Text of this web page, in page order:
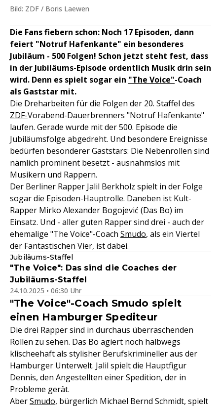
Bild: ZDF / Boris Laewen
Die Fans fiebern schon: Noch 17 Episoden, dann
feiert "Notruf Hafenkante" ein besonderes
Jubiläum - 500 Folgen! Schon jetzt steht fest, dass
in der Jubiläums-Episode ordentlich Musik drin sein
wird. Denn es spielt sogar ein "The Voice"-Coach
als Gaststar mit.
Die Dreharbeiten für die Folgen der 20. Staffel des
ZDF-Vorabend-Dauerbrenners "Notruf Hafenkante"
laufen. Gerade wurde mit der 500. Episode die
Jubiläumsfolge abgedreht. Und besondere Ereignisse
bedürfen besonderer Gaststars: Die Nebenrollen sind
nämlich prominent besetzt - ausnahmslos mit
Musikern und Rappern.
Der Berliner Rapper Jalil Berkholz spielt in der Folge
sogar die Episoden-Hauptrolle. Daneben ist Kult-
Rapper Mirko Alexander Bogojević (Das Bo) im
Einsatz. Und - aller guten Rapper sind drei - auch der
ehemalige "The Voice"-Coach Smudo, als ein Viertel
der Fantastischen Vier, ist dabei.
Jubiläums-Staffel
"The Voice": Das sind die Coaches der
Jubiläums-Staffel
24.10.2025 • 06:30 Uhr
"The Voice"-Coach Smudo spielt
einen Hamburger Spediteur
Die drei Rapper sind in durchaus überraschenden
Rollen zu sehen. Das Bo agiert noch halbwegs
klischeehaft als stylisher Berufskrimineller aus der
Hamburger Unterwelt. Jalil spielt die Hauptfigur
Dennis, den Angestellten einer Spedition, der in
Probleme gerät.
AberSmudo, bürgerlich Michael Bernd Schmidt, spielt